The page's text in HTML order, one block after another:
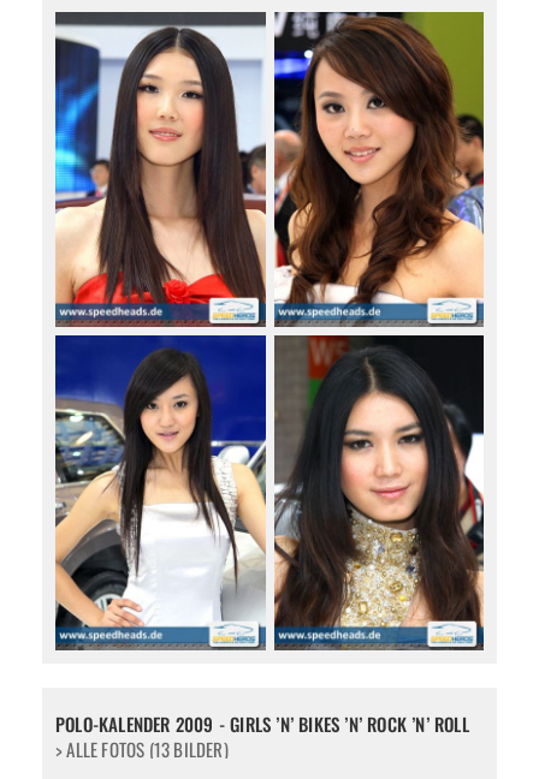
POLO-KALENDER 2009 - GIRLS ’N’ BIKES ’N’ ROCK ’N’ ROLL
> ALLE FOTOS (13 BILDER)